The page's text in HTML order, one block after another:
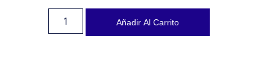
Añadir Al Carrito